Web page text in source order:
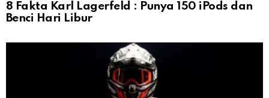
8 Fakta Karl Lagerfeld : Punya 150 iPods dan
Benci Hari Libur